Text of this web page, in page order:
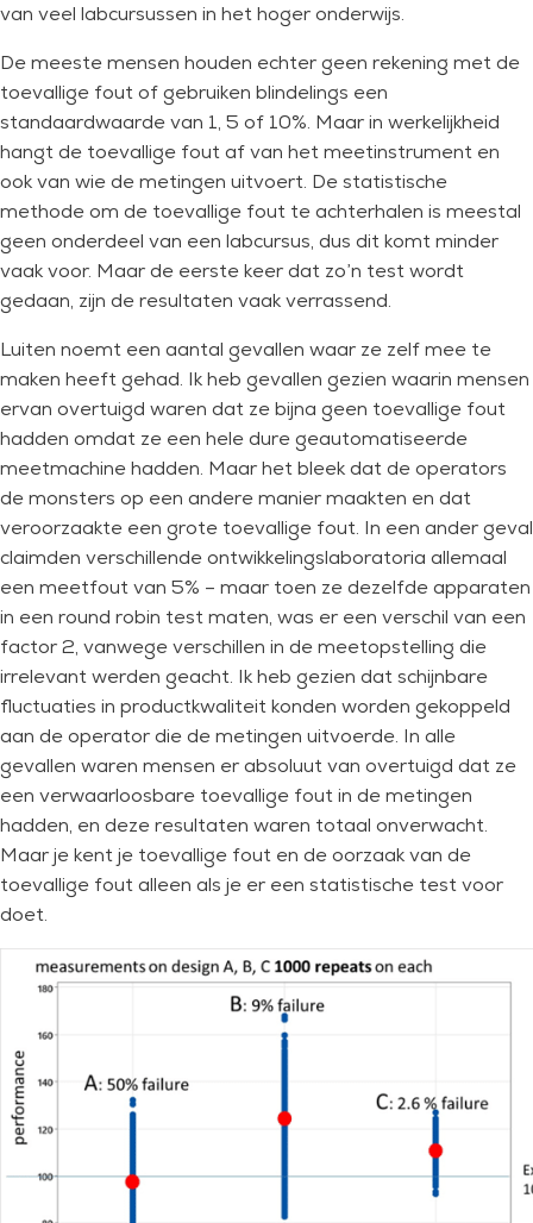
van veel labcursussen in het hoger onderwijs.
De meeste mensen houden echter geen rekening met de
toevallige fout of gebruiken blindelings een
standaardwaarde van 1, 5 of 10%. Maar in werkelijkheid
hangt de toevallige fout af van het meetinstrument en
ook van wie de metingen uitvoert. De statistische
methode om de toevallige fout te achterhalen is meestal
geen onderdeel van een labcursus, dus dit komt minder
vaak voor. Maar de eerste keer dat zo’n test wordt
gedaan, zijn de resultaten vaak verrassend.
Luiten noemt een aantal gevallen waar ze zelf mee te
maken heeft gehad. Ik heb gevallen gezien waarin mensen
ervan overtuigd waren dat ze bijna geen toevallige fout
hadden omdat ze een hele dure geautomatiseerde
meetmachine hadden. Maar het bleek dat de operators
de monsters op een andere manier maakten en dat
veroorzaakte een grote toevallige fout. In een ander geval
claimden verschillende ontwikkelingslaboratoria allemaal
een meetfout van 5% – maar toen ze dezelfde apparaten
in een round robin test maten, was er een verschil van een
factor 2, vanwege verschillen in de meetopstelling die
irrelevant werden geacht. Ik heb gezien dat schijnbare
fluctuaties in productkwaliteit konden worden gekoppeld
aan de operator die de metingen uitvoerde. In alle
gevallen waren mensen er absoluut van overtuigd dat ze
een verwaarloosbare toevallige fout in de metingen
hadden, en deze resultaten waren totaal onverwacht.
Maar je kent je toevallige fout en de oorzaak van de
toevallige fout alleen als je er een statistische test voor
doet.